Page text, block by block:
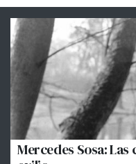
Mercedes Sosa: